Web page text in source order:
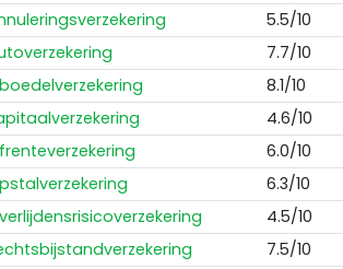
5.5/10
7.7/10
8.1/10
4.6/10
6.0/10
6.3/10
4.5/10
7.5/10